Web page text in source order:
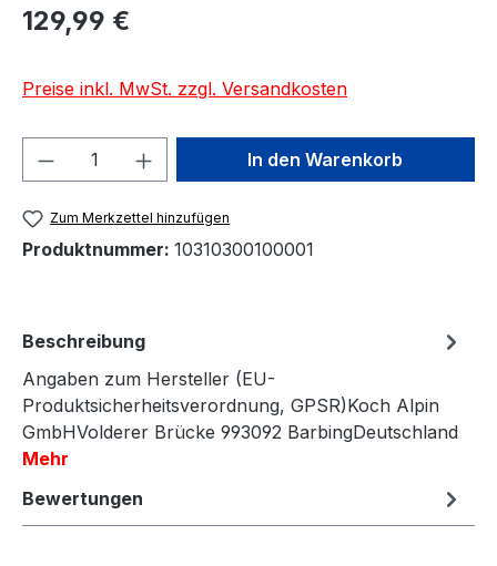
Regulärer Preis:
129,99 €
Preise inkl. MwSt. zzgl. Versandkosten
Produkt Anzahl: Gib denIn den Warenkorb
Zum Merkzettel hinzufügen
Produktnummer: 10310300100001
Beschreibung
Angaben zum Hersteller (EU-
Produktsicherheitsverordnung, GPSR)Koch Alpin
GmbHVolderer Brücke 993092 BarbingDeutschland
Mehr
Bewertungen